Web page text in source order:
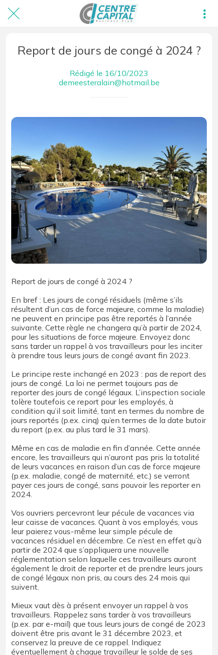
Report de jours de congé à 2024 ?
Rédigé le 16/10/2023
demeesteralain@hotmail.be
Report de jours de congé à 2024 ?
En bref : Les jours de congé résiduels (même s’ils
résultent d’un cas de force majeure, comme la maladie)
ne peuvent en principe pas être reportés à l’année
suivante. Cette règle ne changera qu’à partir de 2024,
pour les situations de force majeure. Envoyez donc
sans tarder un rappel à vos travailleurs pour les inciter
à prendre tous leurs jours de congé avant fin 2023.
Le principe reste inchangé en 2023 : pas de report des
jours de congé. La loi ne permet toujours pas de
reporter des jours de congé légaux. L’inspection sociale
tolère toutefois ce report pour les employés, à
condition qu’il soit limité, tant en termes du nombre de
jours reportés (p.ex. cinq) qu’en termes de la date butoir
du report (p.ex. au plus tard le 31 mars).
Même en cas de maladie en fin d’année. Cette année
encore, les travailleurs qui n’auront pas pris la totalité
de leurs vacances en raison d’un cas de force majeure
(p.ex. maladie, congé de maternité, etc.) se verront
payer ces jours de congé, sans pouvoir les reporter en
2024.
Vos ouvriers percevront leur pécule de vacances via
leur caisse de vacances. Quant à vos employés, vous
leur paierez vous-même leur simple pécule de
vacances résiduel en décembre. Ce n’est en effet qu’à
partir de 2024 que s’appliquera une nouvelle
réglementation selon laquelle ces travailleurs auront
également le droit de reporter et de prendre leurs jours
de congé légaux non pris, au cours des 24 mois qui
suivent.
Mieux vaut dès à présent envoyer un rappel à vos
travailleurs. Rappelez sans tarder à vos travailleurs
(p.ex. par e-mail) que tous leurs jours de congé de 2023
doivent être pris avant le 31 décembre 2023, et
conservez la preuve de ce rappel. Indiquez
éventuellement à chaque travailleur le solde de ses